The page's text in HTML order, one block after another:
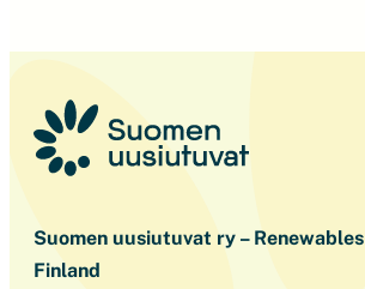
Suomen uusiutuvat ry – Renewables
Finland